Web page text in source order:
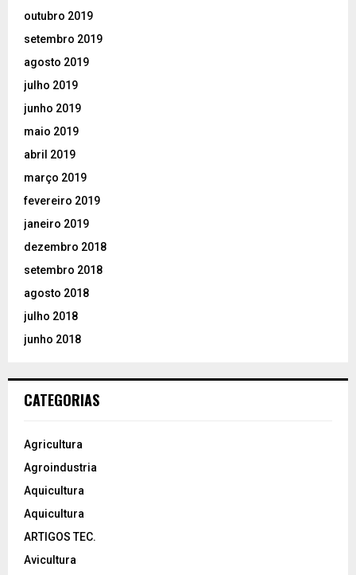
outubro 2019
setembro 2019
agosto 2019
julho 2019
junho 2019
maio 2019
abril 2019
março 2019
fevereiro 2019
janeiro 2019
dezembro 2018
setembro 2018
agosto 2018
julho 2018
junho 2018
CATEGORIAS
Agricultura
Agroindustria
Aquicultura
Aquicultura
ARTIGOS TEC.
Avicultura